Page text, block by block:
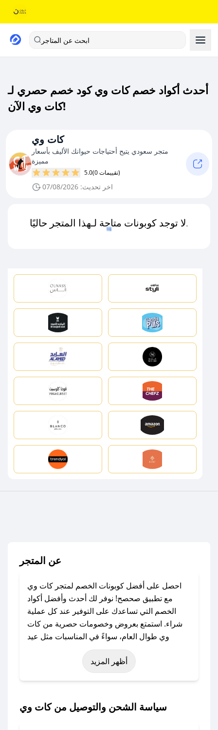
ابحث عن المتاجر
أحدث أكواد خصم كات وي كود خصم حصري لـ
كات وي الآن!
كات وي
متجر سعودي يتيح أحتياجات حيوانك الأليف بأسعار
مميزة
5.0 (0 تقييمات)
اخر تحديث: 07/08/2026
لا توجد كوبونات متاحة لـهذا المتجر حاليًا.
عن المتجر
احصل على أفضل كوبونات الخصم لمتجر كات وي
مع تطبيق صحصح! نوفر لك أحدث وأفضل أكواد
الخصم التي تساعدك على التوفير عند كل عملية
شراء. استمتع بعروض وخصومات حصرية من كات
وي طوال العام، سواءً في المناسبات مثل عيد
الفطر، عيد الأضحى، الجمعة البيضاء (شهر نوفمبر)،
رمضان، اليوم الوطني، يوم التأسيس، أو حتى عروض
باستخدام تطبيق صحصح، يمكنك العثور بسهولة على
أظهر المزيد
سياسة الشحن والتوصيل من كات وي